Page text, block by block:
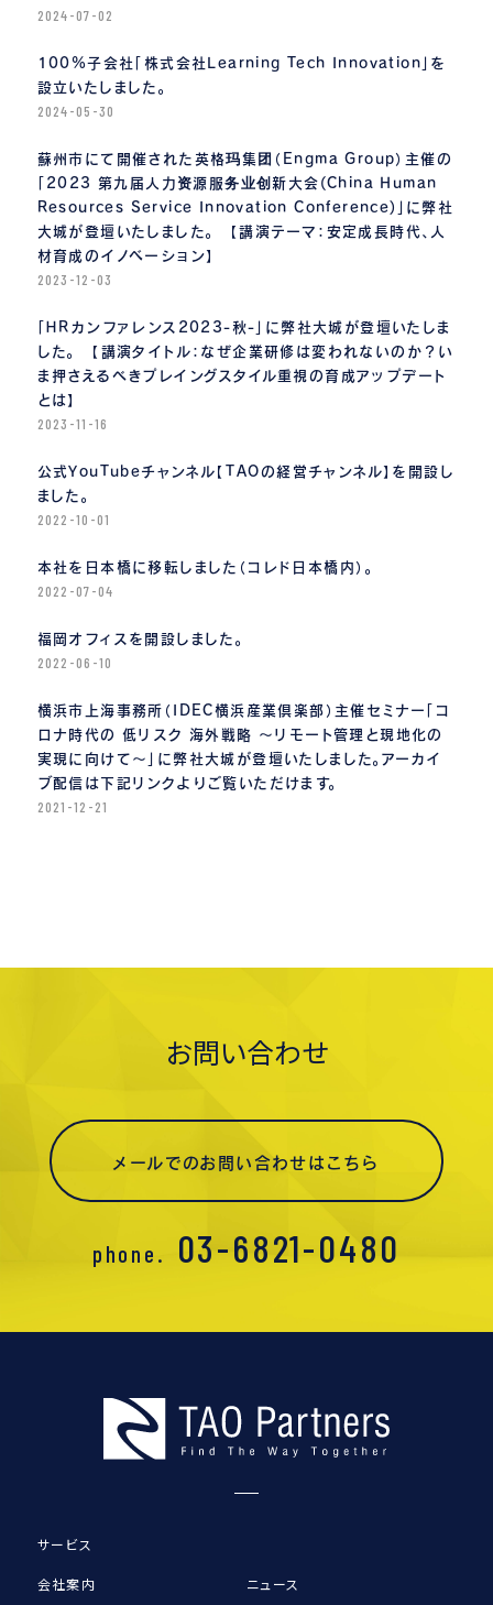
2024-07-02
100%子会社「株式会社Learning Tech Innovation」を
設立いたしました。
2024-05-30
蘇州市にて開催された英格玛集团（Engma Group）主催の
「2023 第九届人力资源服务业创新大会(China Human
Resources Service Innovation Conference)」に弊社
大城が登壇いたしました。 【講演テーマ：安定成長時代、人
材育成のイノベーション】
2023-12-03
「ＨＲカンファレンス2023-秋-」に弊社大城が登壇いたしま
した。 【講演タイトル：なぜ企業研修は変われないのか？い
ま押さえるべきプレイングスタイル重視の育成アップデート
とは】
2023-11-16
公式YouTubeチャンネル【TAOの経営チャンネル】を開設し
ました。
2022-10-01
本社を日本橋に移転しました（コレド日本橋内）。
2022-07-04
福岡オフィスを開設しました。
2022-06-10
横浜市上海事務所（IDEC横浜産業倶楽部）主催セミナー「コ
ロナ時代の 低リスク 海外戦略 〜リモート管理と現地化の
実現に向けて〜」に弊社大城が登壇いたしました。アーカイ
ブ配信は下記リンクよりご覧いただけます。
2021-12-21
お問い合わせ
メールでのお問い合わせはこちら
phone. 03-6821-0480
サービス
会社案内 ニュース